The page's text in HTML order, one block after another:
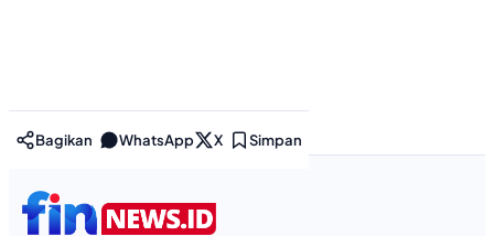
Bagikan WhatsApp X Simpan